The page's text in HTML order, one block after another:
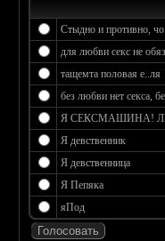
Стыдно и противно, чо
для любви секс не
тащемта половая
без любви нет секса,
Я СЕКСМАШИНА!
Я девственник
Я девственница
Я Пепяка
яПод